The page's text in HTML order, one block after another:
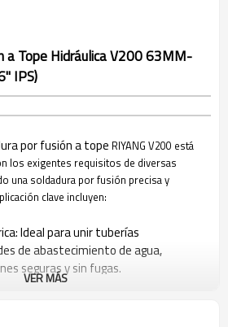
a Tope Hidráulica V200 63MM-
IPS)
por fusión a tope RIYANG V200 está
los exigentes requisitos de diversas
una soldadura por fusión precisa y
clave incluyen:
Ideal para unir tuberías
de abastecimiento de agua,
seguras y sin fugas.
de Gas: Una solución confiable
de la infraestructura de gas.
VER MÁS